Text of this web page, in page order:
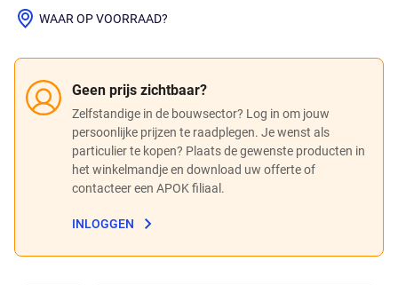
Geen prijs zichtbaar?
Zelfstandige in de bouwsector? Log in om jouw
persoonlijke prijzen te raadplegen. Je wenst als
particulier te kopen? Plaats de gewenste producten in
het winkelmandje en download uw offerte of
contacteer een APOK filiaal.
INLOGGEN
WAAR OP VOORRAAD?